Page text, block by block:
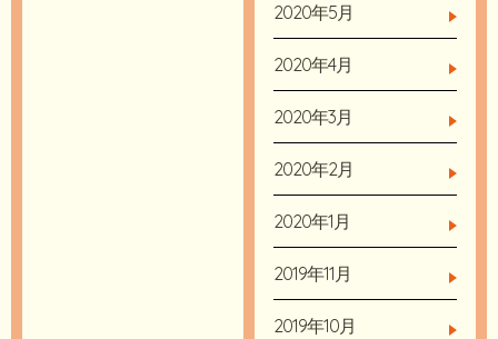
2020年5月
2020年4月
2020年3月
2020年2月
2020年1月
2019年11月
2019年10月